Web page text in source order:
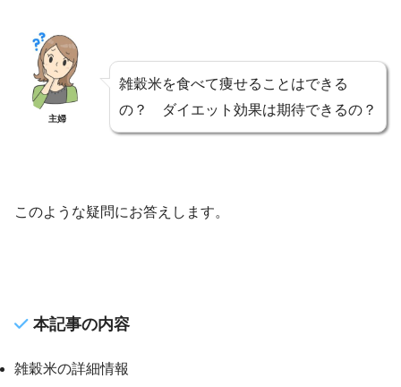
主婦
雑穀米を食べて痩せることはできる
の？ ダイエット効果は期待できるの？
このような疑問にお答えします。
本記事の内容
雑穀米の詳細情報